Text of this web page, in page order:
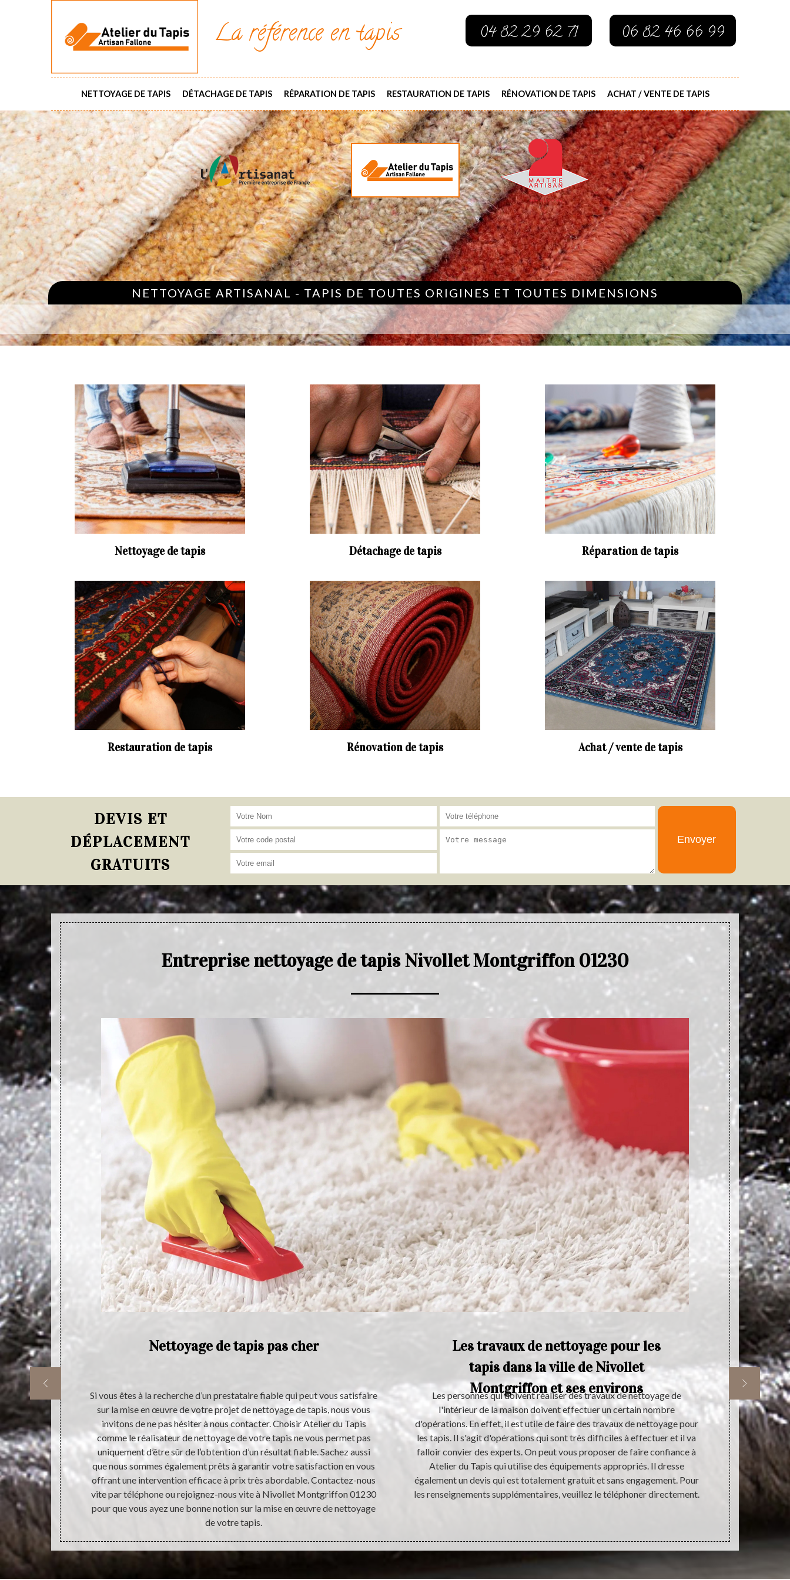
La référence en tapis 04 82 29 62 71 06 82 46 66 99
NETTOYAGE DE TAPIS DÉTACHAGE DE TAPIS RÉPARATION DE TAPIS RESTAURATION DE TAPIS RÉNOVATION DE TAPIS ACHAT / VENTE DE TAPIS
NETTOYAGE ARTISANAL - TAPIS DE TOUTES ORIGINES ET TOUTES DIMENSIONS
Nettoyage de tapis Détachage de tapis Réparation de tapis
Restauration de tapis Rénovation de tapis Achat / vente de tapis
DEVIS ET
DÉPLACEMENT
GRATUITS
Entreprise nettoyage de tapis Nivollet Montgriffon 01230
l’intérieur
place dans
grande
être sûr de
d’un travail
en œuvre
Nettoyage de tapis pas cher
Si vous êtes à la recherche d’un prestataire fiable qui peut vous satisfaire
sur la mise en œuvre de votre projet de nettoyage de tapis, nous vous
invitons de ne pas hésiter à nous contacter. Choisir Atelier du Tapis
comme le réalisateur de nettoyage de votre tapis ne vous permet pas
uniquement d’être sûr de l’obtention d’un résultat fiable. Sachez aussi
que nous sommes également prêts à garantir votre satisfaction en vous
offrant une intervention efficace à prix très abordable. Contactez-nous
vite par téléphone ou rejoignez-nous vite à Nivollet Montgriffon 01230
pour que vous ayez une bonne notion sur la mise en œuvre de nettoyage
de votre tapis.
Les travaux de nettoyage pour les
tapis dans la ville de Nivollet
Montgriffon et ses environs
Les personnes qui doivent réaliser des travaux de nettoyage de
l'intérieur de la maison doivent effectuer un certain nombre
d'opérations. En effet, il est utile de faire des travaux de nettoyage pour
les tapis. Il s'agit d'opérations qui sont très difficiles à effectuer et il va
falloir convier des experts. On peut vous proposer de faire confiance à
Atelier du Tapis qui utilise des équipements appropriés. Il dresse
également un devis qui est totalement gratuit et sans engagement. Pour
les renseignements supplémentaires, veuillez le téléphoner directement.
Le
s’agit
la maison
tout le
même le
un
engager,